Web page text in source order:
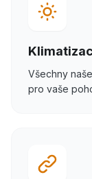
Všechny
pro vaše